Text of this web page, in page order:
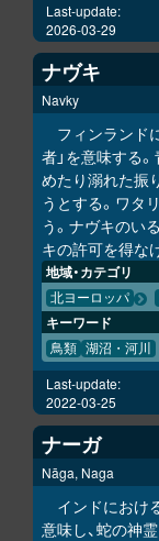
Last-update:
2026-03-29
ナヴキ
Navky
フィンランド
者」を意味する
めたり溺れた振
うとする。ワタ
う。ナヴキのい
キの許可を得な
地域・カテゴリ
北ヨーロッパ
キーワード
鳥類 湖沼・河川
Last-update:
2022-03-25
ナーガ
Nāga, Naga
インドにおけ
意味し、蛇の神